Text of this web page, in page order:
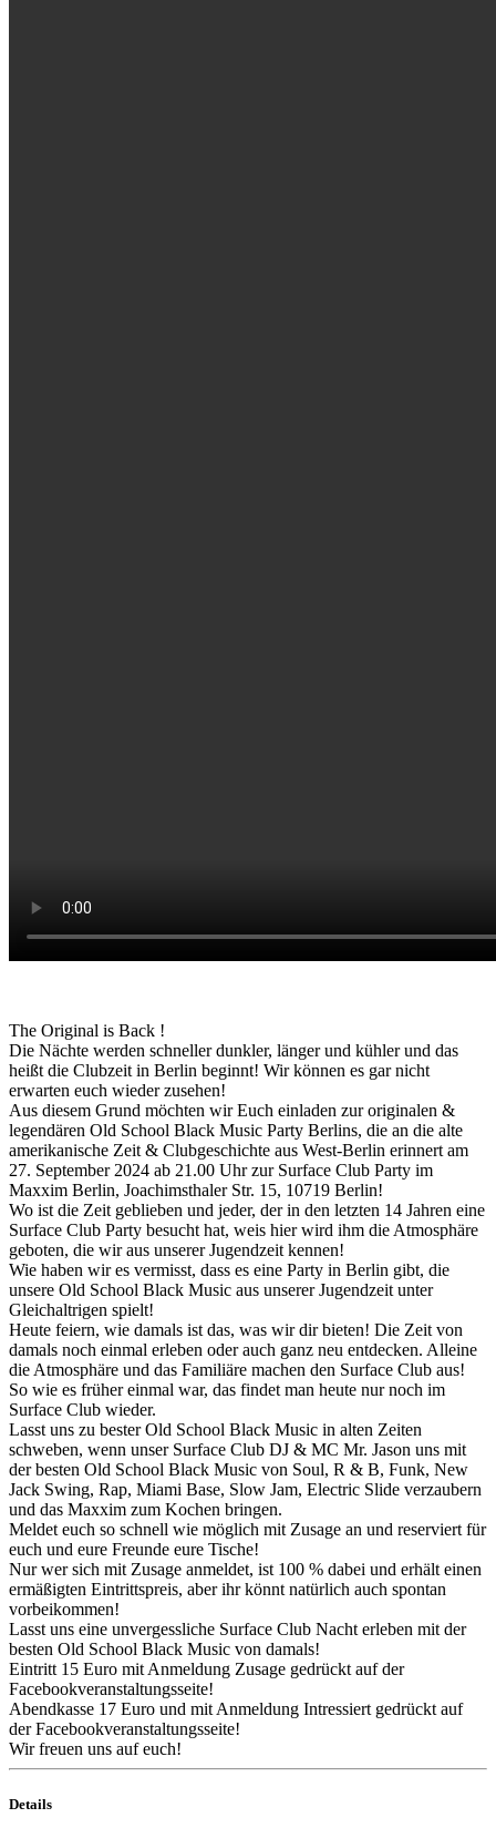
The Original is Back !
Die Nächte werden schneller dunkler, länger und kühler und das
heißt die Clubzeit in Berlin beginnt! Wir können es gar nicht
erwarten euch wieder zusehen!
Aus diesem Grund möchten wir Euch einladen zur originalen &
legendären Old School Black Music Party Berlins, die an die alte
amerikanische Zeit & Clubgeschichte aus West-Berlin erinnert am
27. September 2024 ab 21.00 Uhr zur Surface Club Party im
Maxxim Berlin, Joachimsthaler Str. 15, 10719 Berlin!
Wo ist die Zeit geblieben und jeder, der in den letzten 14 Jahren eine
Surface Club Party besucht hat, weis hier wird ihm die Atmosphäre
geboten, die wir aus unserer Jugendzeit kennen!
Wie haben wir es vermisst, dass es eine Party in Berlin gibt, die
unsere Old School Black Music aus unserer Jugendzeit unter
Gleichaltrigen spielt!
Heute feiern, wie damals ist das, was wir dir bieten! Die Zeit von
damals noch einmal erleben oder auch ganz neu entdecken. Alleine
die Atmosphäre und das Familiäre machen den Surface Club aus!
So wie es früher einmal war, das findet man heute nur noch im
Surface Club wieder.
Lasst uns zu bester Old School Black Music in alten Zeiten
schweben, wenn unser Surface Club DJ & MC Mr. Jason uns mit
der besten Old School Black Music von Soul, R & B, Funk, New
Jack Swing, Rap, Miami Base, Slow Jam, Electric Slide verzaubern
und das Maxxim zum Kochen bringen.
Meldet euch so schnell wie möglich mit Zusage an und reserviert für
euch und eure Freunde eure Tische!
Nur wer sich mit Zusage anmeldet, ist 100 % dabei und erhält einen
ermäßigten Eintrittspreis, aber ihr könnt natürlich auch spontan
vorbeikommen!
Lasst uns eine unvergessliche Surface Club Nacht erleben mit der
besten Old School Black Music von damals!
Eintritt 15 Euro mit Anmeldung Zusage gedrückt auf der
Facebookveranstaltungsseite!
Abendkasse 17 Euro und mit Anmeldung Intressiert gedrückt auf
der Facebookveranstaltungsseite!
Wir freuen uns auf euch!
Details